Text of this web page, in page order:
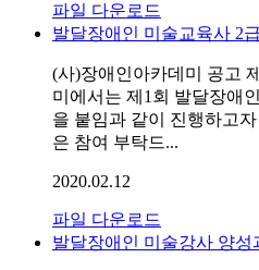
파일 다운로드
발달장애인 미술교육사 2
(사)장애인아카데미 공고
미에서는 제1회 발달장애
을 붙임과 같이 진행하고
은 참여 부탁드...
2020.02.12
파일 다운로드
발달장애인 미술강사 양성